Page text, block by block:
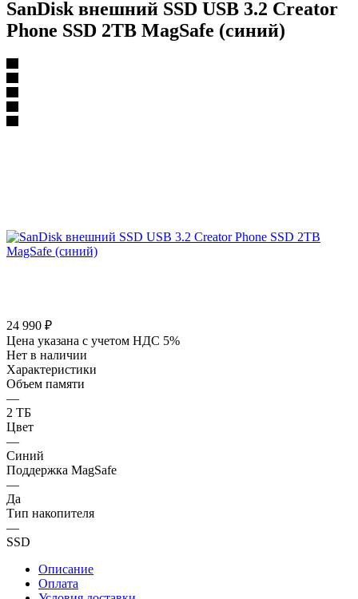
SanDisk внешний SSD USB 3.2 Сrеаtor
Рhonе SSD 2TB MagSafe (синий)
24 990 ₽
Цена указана с учетом НДС 5%
Нет в наличии
Характеристики
Объем памяти
—
2 ТБ
Цвет
—
Синий
Поддержка MagSafe
—
Да
Тип накопителя
—
SSD
Описание
Оплата